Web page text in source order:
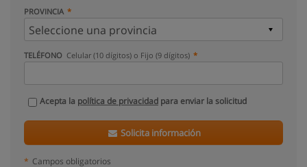
PROVINCIA
TELÉFONO Celular (10 dígitos) o Fijo (9 dígitos)
Acepta la política de privacidad para enviar la solicitud
Solicita información
* Campos obligatorios